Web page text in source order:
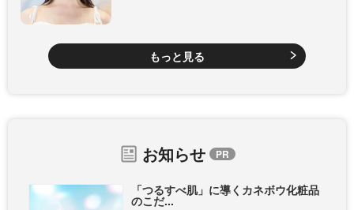
もっと見る
お知らせ
「つるすべ肌」に導くカネボウ化粧品
のこだ...